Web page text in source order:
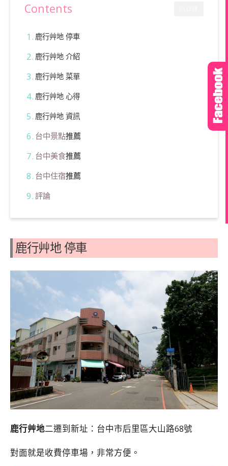
Contents
鹿行艸地 停車
鹿行艸地 介紹
鹿行艸地 菜單
鹿行艸地 心得
鹿行艸地 資訊
台中景點推薦
台中美食推薦
台中住宿推薦
評論
鹿行艸地 停車
鹿行艸地二遷到新址：台中市后里區大山路68號
對面就是收費停車場，非常方便。